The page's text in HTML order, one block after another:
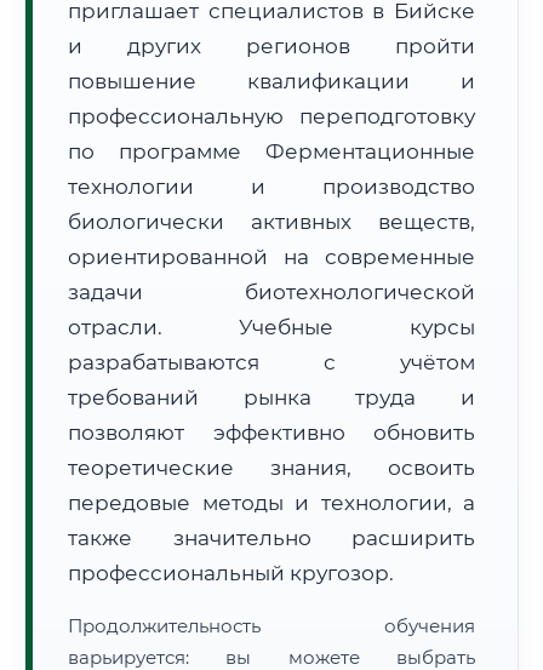
• Маршрут транзита:~316 км
📜 Документы и аккредитация ФИС ФРДО
🔍 Нажмите на документ для увеличения и просмотра
приглашает специалистов в Бийске
и других регионов пройти
повышение квалификации и
профессиональную переподготовку
по программе Ферментационные
технологии и производство
биологически активных веществ,
ориентированной на современные
задачи биотехнологической
отрасли. Учебные курсы
разрабатываются с учётом
требований рынка труда и
позволяют эффективно обновить
теоретические знания, освоить
передовые методы и технологии, а
также значительно расширить
профессиональный кругозор.
Продолжительность обучения
варьируется: вы можете выбрать